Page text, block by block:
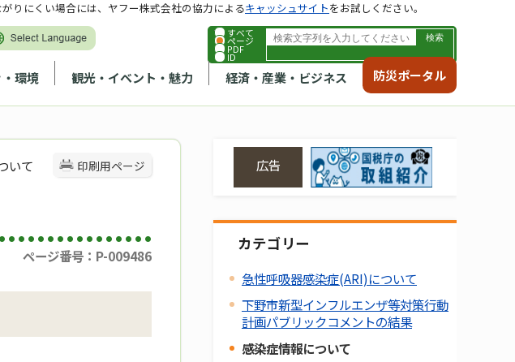
すべて
ページ
PDF
ID
環境 観光・イベント・魅力 経済・産業・ビジネス 防災ポータル
りにくい場合には、ヤフー株式会社の協力によるキャッシュサイトをお試しください。
印刷用ページ
いて
ページ番号：P-009486
広告
カテゴリー
急性呼吸器感染症(ARI)について
下野市新型インフルエンザ等対策行動
計画パブリックコメントの結果
感染症情報について